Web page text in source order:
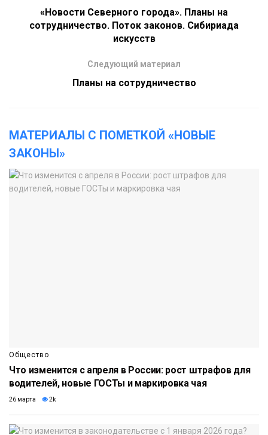
«Новости Северного города». Планы на
сотрудничество. Поток законов. Сибириада
искусств
Следующий материал
Планы на сотрудничество
МАТЕРИАЛЫ С ПОМЕТКОЙ «НОВЫЕ
ЗАКОНЫ»
Общество
Что изменится с апреля в России: рост штрафов для
водителей, новые ГОСТы и маркировка чая
26 марта 2k